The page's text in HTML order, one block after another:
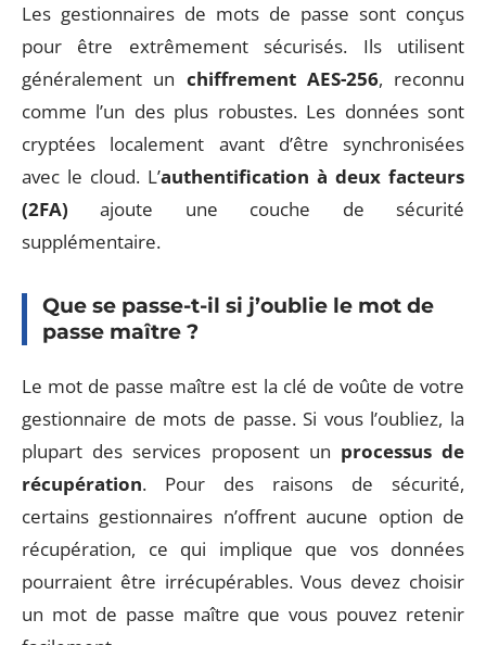
Les gestionnaires de mots de passe sont conçus
pour être extrêmement sécurisés. Ils utilisent
généralement un chiffrement AES-256, reconnu
comme l’un des plus robustes. Les données sont
cryptées localement avant d’être synchronisées
avec le cloud. L’authentification à deux facteurs
(2FA) ajoute une couche de sécurité
supplémentaire.
Que se passe-t-il si j’oublie le mot de
passe maître ?
Le mot de passe maître est la clé de voûte de votre
gestionnaire de mots de passe. Si vous l’oubliez, la
plupart des services proposent un processus de
récupération. Pour des raisons de sécurité,
certains gestionnaires n’offrent aucune option de
récupération, ce qui implique que vos données
pourraient être irrécupérables. Vous devez choisir
un mot de passe maître que vous pouvez retenir